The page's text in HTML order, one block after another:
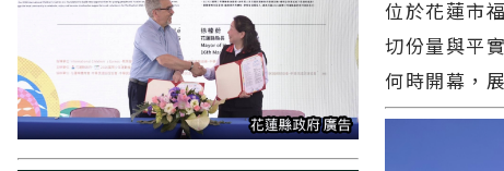
位於花蓮市
切份量與平
何時開幕，